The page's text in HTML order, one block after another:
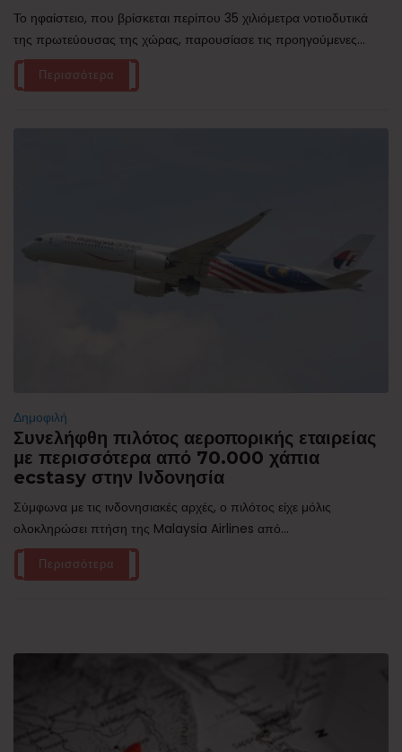
Το ηφαίστειο, που βρίσκεται περίπου 35 χιλιόμετρα νοτιοδυτικά
της πρωτεύουσας της χώρας, παρουσίασε τις προηγούμενες...
Περισσότερα
Δημοφιλή
Συνελήφθη πιλότος αεροπορικής εταιρείας
με περισσότερα από 70.000 χάπια
ecstasy στην Ινδονησία
Σύμφωνα με τις ινδονησιακές αρχές, ο πιλότος είχε μόλις
ολοκληρώσει πτήση της Malaysia Airlines από...
Περισσότερα